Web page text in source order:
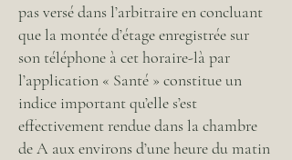
pas versé dans l’arbitraire en concluant
que la montée d’étage enregistrée sur
son téléphone à cet horaire-là par
l’application « Santé » constitue un
indice important qu’elle s’est
effectivement rendue dans la chambre
de A aux environs d’une heure du matin